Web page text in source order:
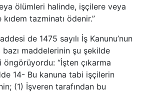
ölümleri halinde, işçilere veya
tazminatı ödenir.”
de 1475 sayılı İş Kanunu’nun
bazı maddelerinin şu şekilde
“İşten çıkarma
14- Bu kanuna tabi işçilerin
(1) İşveren tarafından bu